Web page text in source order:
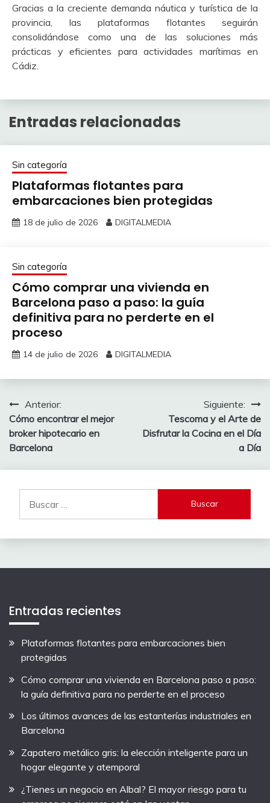
Gracias a la creciente demanda náutica y turística de la
provincia, las plataformas flotantes seguirán
consolidándose como una de las soluciones más
prácticas y eficientes para actividades marítimas en
Cádiz.
Entradas relacionadas
Sin categoría
Plataformas flotantes para
embarcaciones bien protegidas
18 de julio de 2026 DIGITALMEDIA
Sin categoría
Cómo comprar una vivienda en
Barcelona paso a paso: la guía
definitiva para no perderte en el
proceso
14 de julio de 2026 DIGITALMEDIA
Navegación
de
entradas
Anterior:
Cómo encontrar el mejor
broker hipotecario en
Barcelona
Siguiente:
Tescoma y el Arte de
Disfrutar la Cocina en el Día
a Día
Entradas recientes
Plataformas flotantes para embarcaciones bien
protegidas
Cómo comprar una vivienda en Barcelona paso a paso:
la guía definitiva para no perderte en el proceso
Los últimos avances de las estanterías industriales en
Barcelona
Zapatero metálico gris: la elección inteligente para un
hogar elegante y atemporal
¿Tienes un negocio en Albal? El mayor riesgo para tu